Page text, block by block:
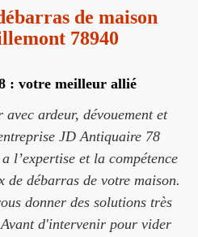
de maison
78940
: votre meilleur allié
ardeur, dévouement et
JD Antiquaire 78
l’expertise et la compétence
de débarras de votre maison.
donner des solutions très
d'intervenir pour vider